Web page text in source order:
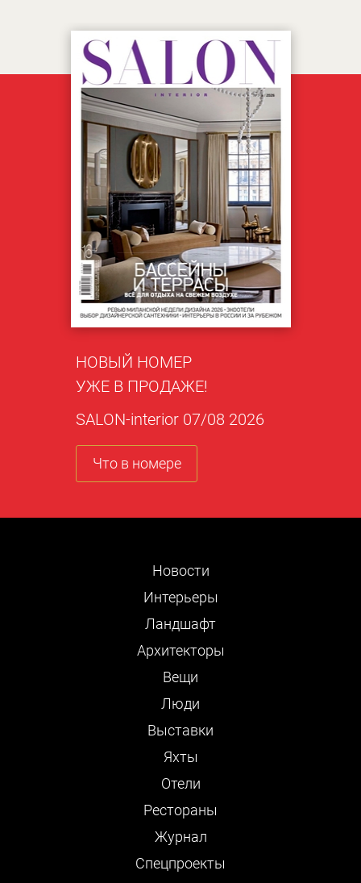
НОВЫЙ НОМЕР
УЖЕ В ПРОДАЖЕ!
SALON-interior 07/08 2026
Что в номере
Новости
Интерьеры
Ландшафт
Архитекторы
Вещи
Люди
Выставки
Яхты
Отели
Рестораны
Журнал
Cпецпроекты